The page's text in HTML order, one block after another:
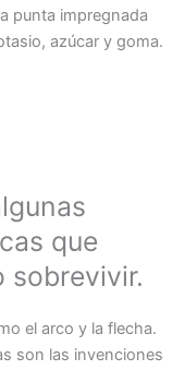
punta impregnada
azúcar y goma.
que
sobrevivir.
el arco y la flecha.
son las invenciones